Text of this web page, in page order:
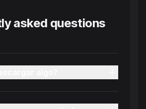
asked questions